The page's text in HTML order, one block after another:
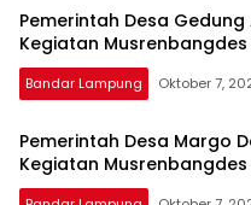
dan
Online
Ampera
News
Pemerintah Desa
Kegiatan
Bandar Lampung Oktober 7,
Pemerintah Desa Margo
Kegiatan